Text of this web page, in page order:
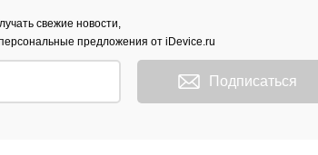
свежие новости,
предложения от iDevice.ru
Подписаться